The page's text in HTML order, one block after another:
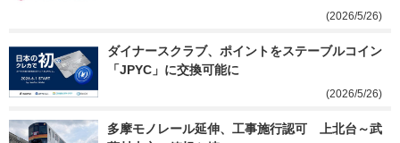
(2026/5/26)
ダイナースクラブ、ポイントをステーブルコイン
「JPYC」に交換可能に
(2026/5/26)
多摩モノレール延伸、工事施行認可　上北台～武